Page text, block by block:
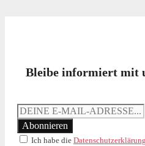
Bleibe informiert mit
Ich habe die Datenschutzerklärung